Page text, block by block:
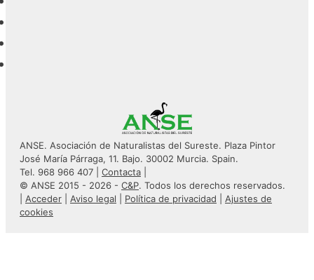
ANSE. Asociación de Naturalistas del Sureste. Plaza Pintor
José María Párraga, 11. Bajo. 30002 Murcia. Spain.
Tel. 968 966 407 | Contacta
© ANSE 2015 - 2026 - C&P. Todos los derechos reservados.
Acceder Aviso legal Política de privacidad
Ajustes de
cookies